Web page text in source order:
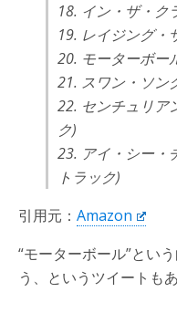
18. イン・ザ・ク
19. レイジング・
20. モーターボー
21. スワン・ソン
22. センチュリア
ク)
23. アイ・シー・
トラック)
引用元： Amazon
“モーターボール”とい
う、というツイートも